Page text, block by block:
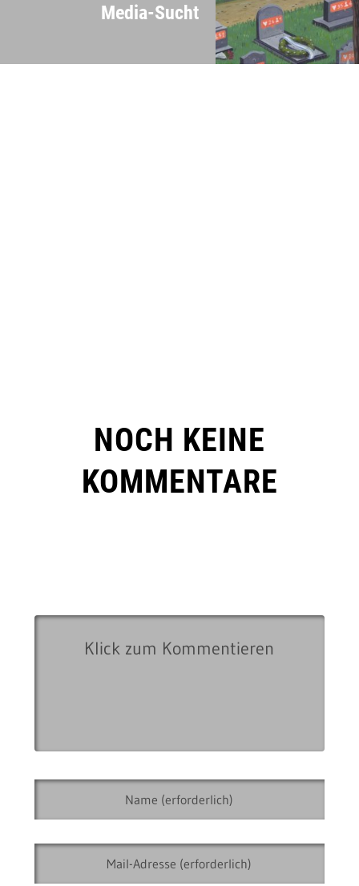
Media-Sucht
NOCH KEINE
KOMMENTARE